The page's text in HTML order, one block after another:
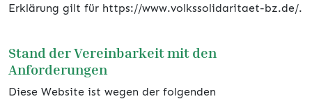
Erklärung gilt für https://www.volkssolidaritaet-bz.de/.
Stand der Vereinbarkeit mit den
Anforderungen
Diese Website ist wegen der folgenden